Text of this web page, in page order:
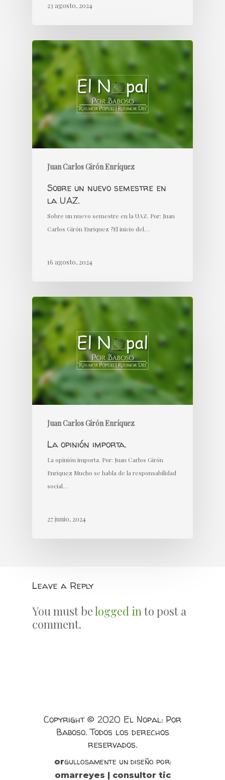
23 agosto, 2024
Juan Carlos Girón Enríquez
Sobre un nuevo semestre en
la UAZ.
Sobre un nuevo semestre en la UAZ. Por: Juan
Carlos Girón Enriquez ?El inicio del…
16 agosto, 2024
Juan Carlos Girón Enríquez
La opinión importa.
La opinión importa. Por: Juan Carlos Girón
Enriquez Mucho se habla de la responsabilidad
social…
27 junio, 2024
Leave a Reply
You must belogged into post a
comment.
Copyright © 2020 El Nopal: Por
Baboso. Todos los derechos
reservados.
orgullosamente un diseño por:
omarreyes | consultor tic